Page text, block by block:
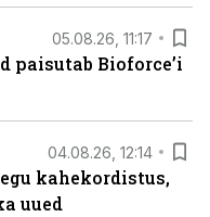
05.08.26, 11:17
paisutab Bioforce’i
04.08.26, 12:14
kahekordistus,
uued